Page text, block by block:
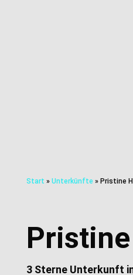
Start » Unterkünfte » Pristine
3 Sterne Unterkunft